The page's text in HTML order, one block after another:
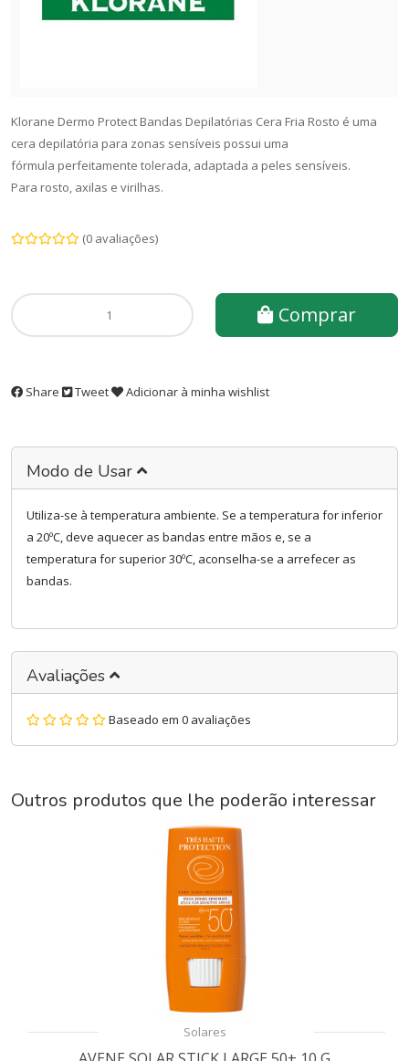
Klorane Dermo Protect Bandas Depilatórias Cera Fria Rosto é uma
cera depilatória para zonas sensíveis possui uma
fórmula perfeitamente tolerada, adaptada a peles sensíveis.
Para rosto, axilas e virilhas.
(0 avaliações)
Comprar
Share Tweet Adicionar à minha wishlist
Modo de Usar
Utiliza-se à temperatura ambiente. Se a temperatura for inferior
a 20ºC, deve aquecer as bandas entre mãos e, se a
temperatura for superior 30ºC, aconselha-se a arrefecer as
bandas.
Avaliações
Baseado em 0 avaliações
Outros produtos que lhe poderão interessar
Solares